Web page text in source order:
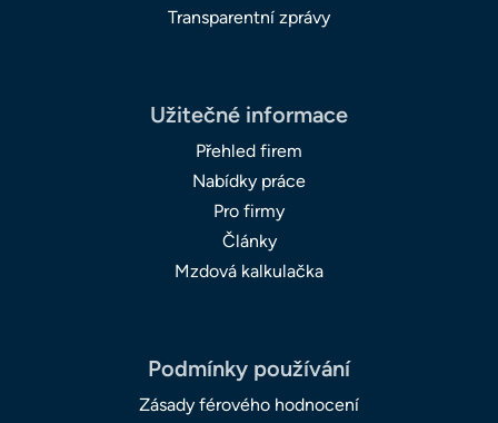
Transparentní zprávy
Užitečné informace
Přehled firem
Nabídky práce
Pro firmy
Články
Mzdová kalkulačka
Podmínky používání
Zásady férového hodnocení